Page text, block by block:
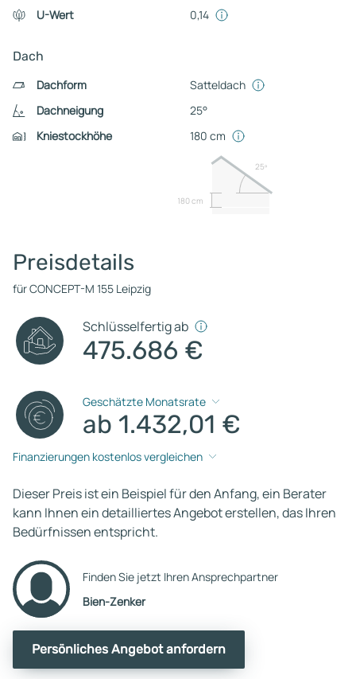
U-Wert
0,14
Dach
Dachform
Satteldach
Dachneigung
25°
Kniestockhöhe
180 cm
180 cm
25º
Preisdetails
für CONCEPT-M 155 Leipzig
Schlüsselfertig ab
475.686 €
Geschätzte Monatsrate
ab 1.432,01 €
Finanzierungen kostenlos vergleichen
Dieser Preis ist ein Beispiel für den Anfang, ein Berater
kann Ihnen ein detailliertes Angebot erstellen, das Ihren
Bedürfnissen entspricht.
Finden Sie jetzt Ihren Ansprechpartner
Bien-Zenker
Persönliches Angebot anfordern